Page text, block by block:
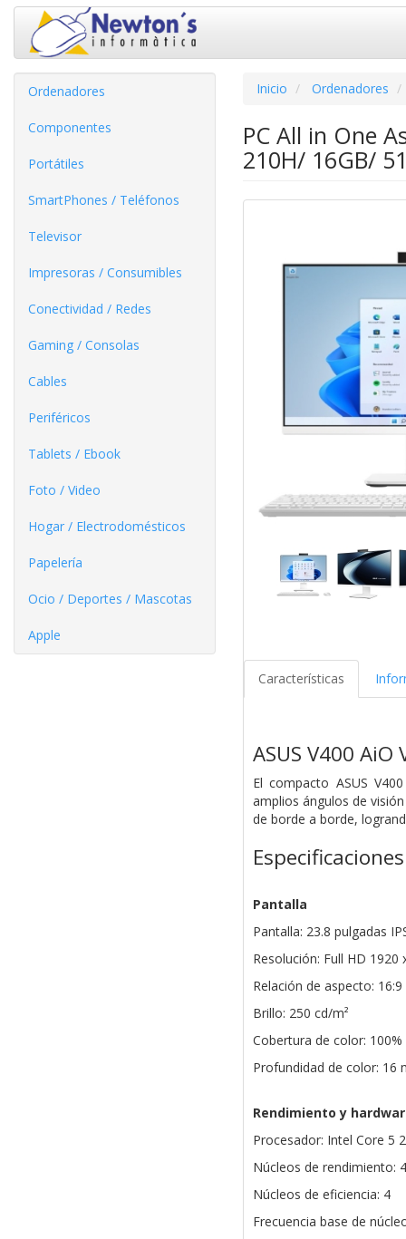
Ordenadores
Componentes
Portátiles
SmartPhones / Teléfonos
Televisor
Impresoras / Consumibles
Conectividad / Redes
Gaming / Consolas
Cables
Periféricos
Tablets / Ebook
Foto / Video
Hogar / Electrodomésticos
Papelería
Ocio / Deportes / Mascotas
Apple
Inicio Ordenadores
PC All in One
210H/ 16GB/
Características
ASUS V400 AiO
El compacto ASUS
amplios ángulos de
de borde a borde,
Especificaciones
Pantalla
Pantalla: 23.8 pulgadas
Resolución: Full HD 1920
Relación de aspecto: 16:9
Brillo: 250 cd/m²
Cobertura de color: 100%
Profundidad de color: 16
Rendimiento y
Procesador: Intel Core 5
Núcleos de rendimiento: 4
Núcleos de eficiencia: 4
Frecuencia base de